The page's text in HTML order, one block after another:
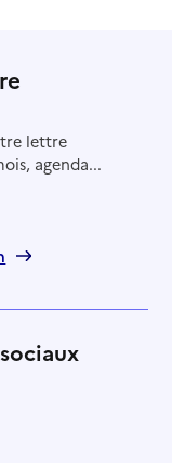
lettre
agenda...